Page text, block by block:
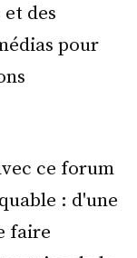
des
pour
ce forum
: d'une
faire